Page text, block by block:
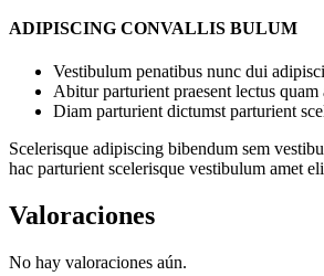
ADIPISCING CONVALLIS BULUM
Vestibulum penatibus nunc dui
Abitur parturient praesent lectus
Diam parturient dictumst parturient
Scelerisque adipiscing bibendum sem
hac parturient scelerisque vestibulum amet
Valoraciones
No hay valoraciones aún.